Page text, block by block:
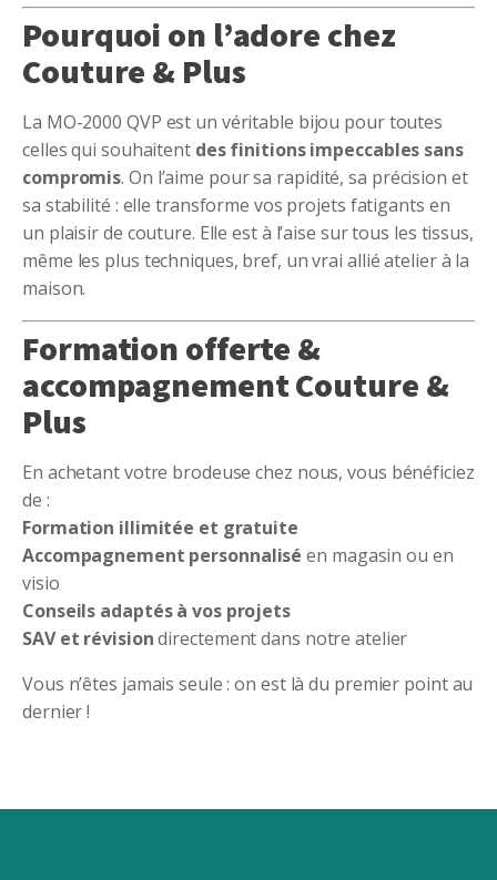
Pourquoi on l’adore chez
Couture & Plus
La MO-2000 QVP est un véritable bijou pour toutes
celles qui souhaitent des finitions impeccables sans
compromis. On l’aime pour sa rapidité, sa précision et
sa stabilité : elle transforme vos projets fatigants en
un plaisir de couture. Elle est à l’aise sur tous les tissus,
même les plus techniques, bref, un vrai allié atelier à la
maison.
Formation offerte &
accompagnement Couture &
Plus
En achetant votre brodeuse chez nous, vous bénéficiez
de :
Formation illimitée et gratuite
Accompagnement personnalisé en magasin ou en
visio
Conseils adaptés à vos projets
SAV et révisiondirectement dans notre atelier
Vous n’êtes jamais seule : on est là du premier point au
dernier !